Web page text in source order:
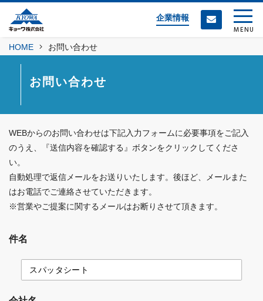
企業情報
MENU
HOME お問い合わせ
お問い合わせ
WEBからのお問い合わせは下記入力フォームに必要事項をご記入
のうえ、『送信内容を確認する』ボタンをクリックしてくださ
い。
自動処理で返信メールをお送りいたします。後ほど、メールまた
はお電話でご連絡させていただきます。
※営業やご提案に関するメールはお断りさせて頂きます。
件名